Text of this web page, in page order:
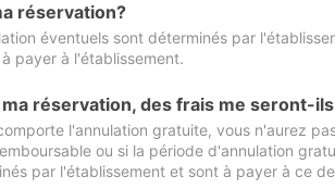
réservation?
éventuels sont déterminés par
payer à l'établissement.
réservation, des frais me seront-
l'annulation gratuite, vous n'aurez
ou si la période d'annulation
par l'établissement et sont à payer à ce